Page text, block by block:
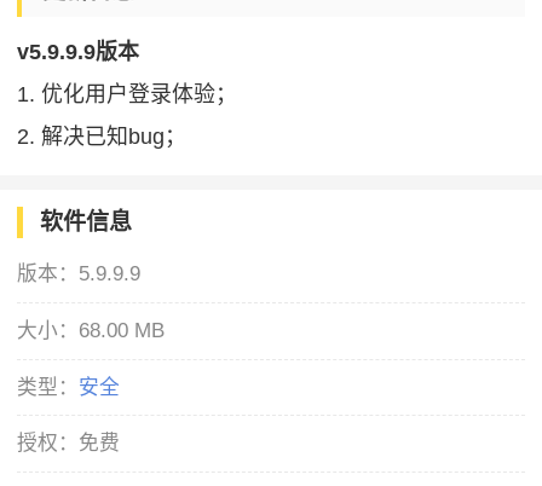
v5.9.9.9版本
1. 优化用户登录体验；
2. 解决已知bug；
软件信息
版本： 5.9.9.9
大小： 68.00 MB
类型： 安全
授权： 免费